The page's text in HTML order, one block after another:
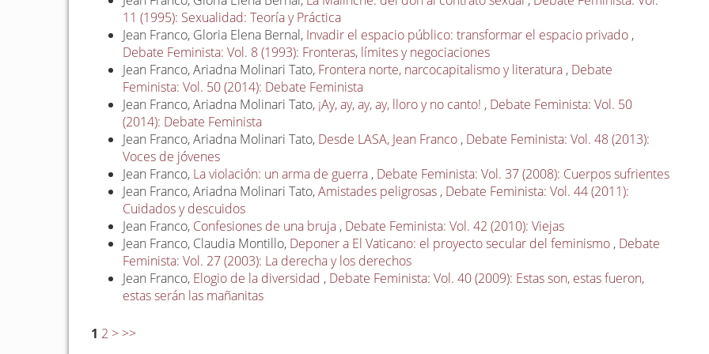
11 (1995): Sexualidad: Teoría y Práctica
Jean Franco, Gloria Elena Bernal, Invadir el espacio público: transformar el espacio privado ,
Debate Feminista: Vol. 8 (1993): Fronteras, límites y negociaciones
Jean Franco, Ariadna Molinari Tato, Frontera norte, narcocapitalismo y literatura , Debate
Feminista: Vol. 50 (2014): Debate Feminista
Jean Franco, Ariadna Molinari Tato, ¡Ay, ay, ay, ay, lloro y no canto! , Debate Feminista: Vol. 50
(2014): Debate Feminista
Jean Franco, Ariadna Molinari Tato, Desde LASA, Jean Franco , Debate Feminista: Vol. 48 (2013):
Voces de jóvenes
Jean Franco, La violación: un arma de guerra , Debate Feminista: Vol. 37 (2008): Cuerpos sufrientes
Jean Franco, Ariadna Molinari Tato,Amistades peligrosas , Debate Feminista: Vol. 44 (2011):
Cuidados y descuidos
Jean Franco, Confesiones de una bruja , Debate Feminista: Vol. 42 (2010): Viejas
Jean Franco, Claudia Montillo, Deponer a El Vaticano: el proyecto secular del feminismo , Debate
Feminista: Vol. 27 (2003): La derecha y los derechos
Jean Franco, Elogio de la diversidad , Debate Feminista: Vol. 40 (2009): Estas son, estas fueron,
estas serán las mañanitas
1 2 > >>